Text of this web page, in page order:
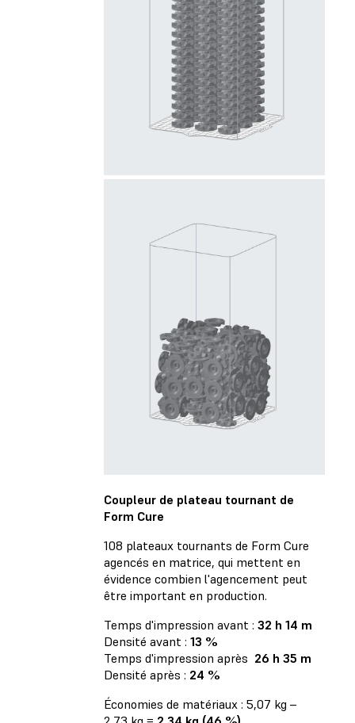
Coupleur de plateau tournant de
Form Cure
108 plateaux tournants de Form Cure
agencés en matrice, qui mettent en
évidence combien l'agencement peut
être important en production.
Temps d'impression avant : 32 h 14 m
Densité avant : 13 %
Temps d'impression après 26 h 35 m
Densité après : 24 %
Économies de matériaux : 5,07 kg –